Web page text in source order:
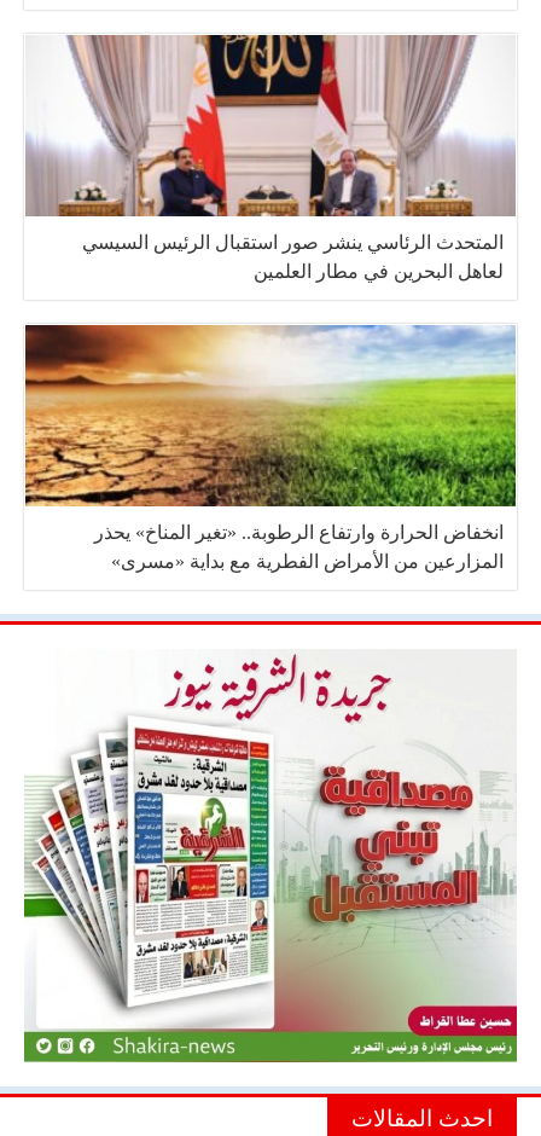
المتحدث الرئاسي ينشر صور استقبال الرئيس السيسي
لعاهل البحرين في مطار العلمين
انخفاض الحرارة وارتفاع الرطوبة.. «تغير المناخ» يحذر
المزارعين من الأمراض الفطرية مع بداية «مسرى»
احدث المقالات